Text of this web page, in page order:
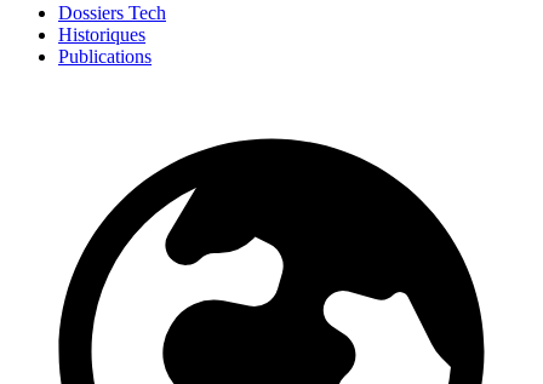
Dossiers Tech
Historiques
Publications